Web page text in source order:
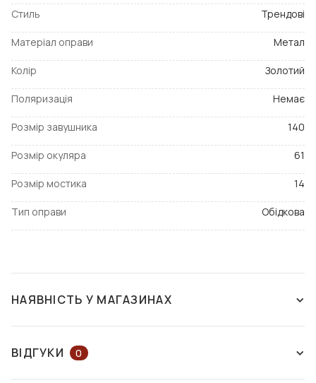
Стиль Трендові
Матеріал оправи Метал
Колір Золотий
Поляризація Немає
Розмір завушника 140
Розмір окуляра 61
Розмір мостика 14
Тип оправи Обідкова
НАЯВНІСТЬ У МАГАЗИНАХ
ВІДГУКИ 0